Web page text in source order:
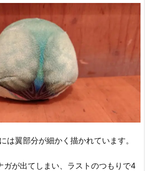
は翼部分が細かく描かれています。
ガが出てしまい、ラストのつもりで4